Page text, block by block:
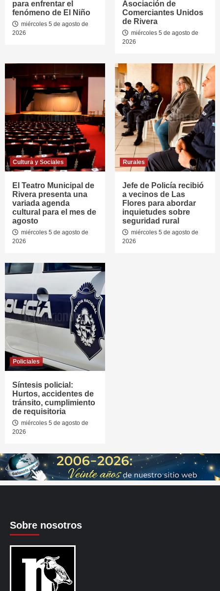
para enfrentar el
fenómeno de El Niño
miércoles 5 de agosto de
2026
Asociación de
Comerciantes Unidos
de Rivera
miércoles 5 de agosto de
2026
Cultura y Sociales
El Teatro Municipal de
Rivera presenta una
variada agenda
cultural para el mes de
agosto
miércoles 5 de agosto de
2026
Rurales
Jefe de Policía recibió
a vecinos de Las
Flores para abordar
inquietudes sobre
seguridad rural
miércoles 5 de agosto de
2026
Policiales
Síntesis policial:
Hurtos, accidentes de
tránsito, cumplimiento
de requisitoria
miércoles 5 de agosto de
2026
Sobre nosotros